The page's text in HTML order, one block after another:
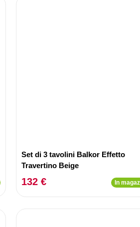
Set di 3 tavolini Balkor Effetto
Travertino Beige
132 € In